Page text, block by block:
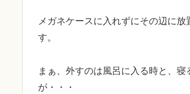
メガネケースに入れずにその辺に
す。
まぁ、外すのは風呂に入る時と、
が・・・